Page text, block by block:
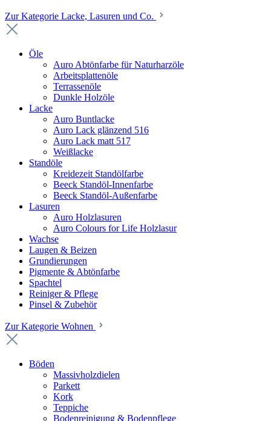
Zur Kategorie Lacke, Lasuren und Co.
Öle
Auro Abtönfarbe für Naturharzöle
Arbeitsplattenöle
Terrassenöle
Dunkle Holzöle
Lacke
Auro Buntlacke
Auro Lack glänzend 516
Auro Lack matt 517
Weißlacke
Standöle
Kreidezeit Standölfarbe
Beeck Standöl-Innenfarbe
Beeck Standöl-Außenfarbe
Lasuren
Auro Holzlasuren
Auro Colours for Life Holzlasur
Wachse
Laugen & Beizen
Grundierungen
Pigmente & Abtönfarbe
Spachtel
Reiniger & Pflege
Pinsel & Zubehör
Zur Kategorie Wohnen
Böden
Massivholzdielen
Parkett
Kork
Teppiche
Bodenreinigung & Bodenpflege